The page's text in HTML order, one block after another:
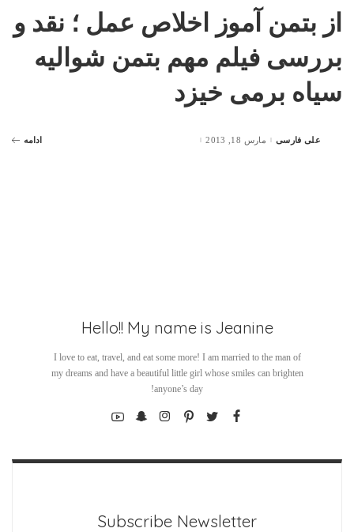
از بتمن آموز اخلاص عمل ؛ نقد و
بررسی فیلم مهم بتمن شوالیه
سیاه برمی خیزد
Postedعلی فارسی مارس 18, 2013 ادامه
Hello!! My name is Jeanine
I love to eat, travel, and eat some more! I am married to the man of
my dreams and have a beautiful little girl whose smiles can brighten
anyone’s day!
Subscribe Newsletter